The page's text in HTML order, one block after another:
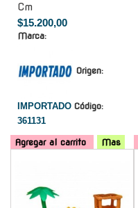
Cm
$15.200,00
Marca:
Origen:
IMPORTADO Código:
361131
Agregar al carrito Mas